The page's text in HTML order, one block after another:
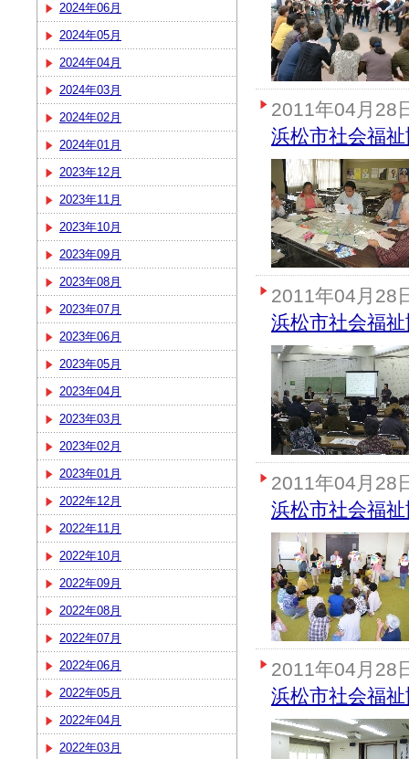
2024年06月
2024年05月
2024年04月
2024年03月
2024年02月
2024年01月
2023年12月
2023年11月
2023年10月
2023年09月
2023年08月
2023年07月
2023年06月
2023年05月
2023年04月
2023年03月
2023年02月
2023年01月
2022年12月
2022年11月
2022年10月
2022年09月
2022年08月
2022年07月
2022年06月
2022年05月
2022年04月
2022年03月
2011年04月28
浜松市社会福
2011年04月28
浜松市社会福
2011年04月28
浜松市社会福
2011年04月28
浜松市社会福